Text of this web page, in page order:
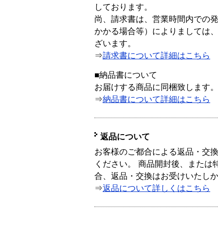
しております。
尚、請求書は、営業時間内での
かかる場合等）によりましては
ざいます。
⇒請求書について詳細はこちら
■納品書について
お届けする商品に同梱致します。
⇒納品書について詳細はこちら
返品について
お客様のご都合による返品・交
ください。 商品開封後、または
合、返品・交換はお受けいたし
⇒返品について詳しくはこちら